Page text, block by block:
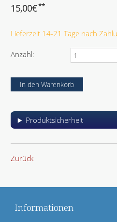
h
e
d
i
c
t
e
15,00€**
Lieferzeit 14-21 Tage nach
Anzahl:
Produktsicherheit
Zurück
Informationen